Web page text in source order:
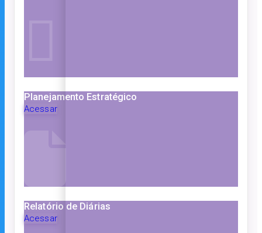
Planejamento Estratégico
Acessar
Relatório de Diárias
Acessar